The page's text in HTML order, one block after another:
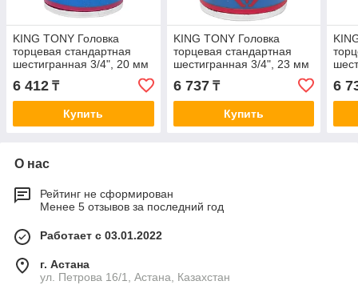
KING TONY Головка
торцевая стандартная
шестигранная 3/4", 20 мм
6 412 ₸
Купить
KING TONY Головка
торцевая стандартная
шестигранная 3/4", 23 мм
6 737₸
Купить
6
О нас
Рейтинг не сформирован
Менее 5 отзывов за последний год
Работает с 03.01.2022
г. Астана
ул. Петрова 16/1, Астана, Казахстан